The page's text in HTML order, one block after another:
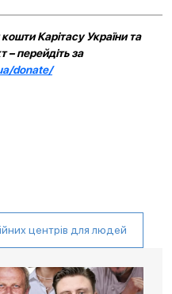
Карітасу України та
– перейдіть за
donate/
центрів для людей